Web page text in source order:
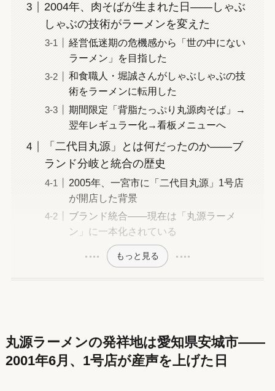
2004年、肉そばが生まれた日——しゃぶ
しゃぶの技術がラーメンを変えた
経営低迷期の危機感から「世の中にない
ラーメン」を目指した
和食職人・堀誠さんがしゃぶしゃぶの技
術をラーメンに転用した
期間限定「背脂たっぷり丸源肉そば」→
翌年レギュラー化→看板メニューへ
「二代目丸源」とは何だったのか——ブ
ランド分岐と統合の歴史
2005年、一宮市に「二代目丸源」1号店
が開店した背景
ブランド統合——現在は「丸源ラーメ
ン」に一本化されている
もっと見る
丸源ラーメンの発祥地は愛知県安城市——
2001年6月、1号店が産声を上げた日